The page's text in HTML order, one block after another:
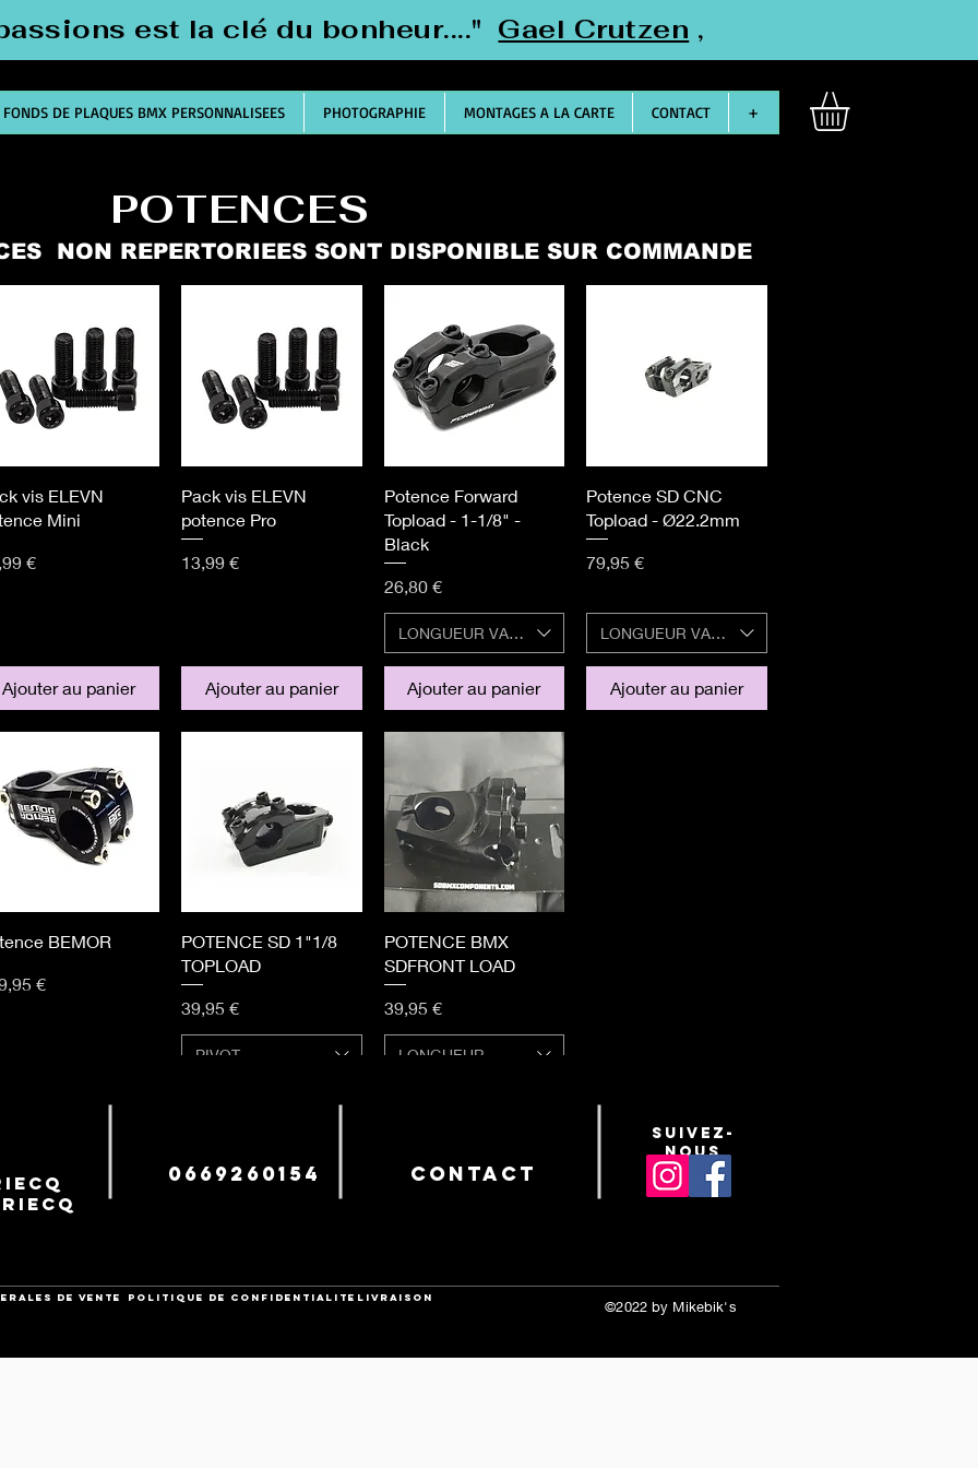
est la clé du bonheur...." Gael Crutzen ,
FONDS DE PLAQUES BMX PERSONNALISEES PHOTOGRAPHIE MONTAGES A LA CARTE CONTACT +
POTENCES
NON REPERTORIEES SONT DISPONIBLE SUR COMMANDE
Aperçu rapide
vis ELEVN
Mini
€
Ajouter au panier
Aperçu rapide
Pack vis ELEVN
potence Pro
Prix
13,99 €
Ajouter au panier
Aperçu rapide
Potence Forward
Topload - 1-1/8" -
Black
Prix
26,80 €
LONGUEUR VALVE
Ajouter au panier
Aperçu rapide
Potence SD CNC
Topload - Ø22.2mm
Prix
79,95 €
LONGUEUR VALVE
Ajouter au panier
Aperçu rapide
BEMOR
€
Aperçu rapide
POTENCE SD 1"1/8
TOPLOAD
Prix
39,95 €
PIVOT
Ajouter au panier
Aperçu rapide
POTENCE BMX
SDFRONT LOAD
Prix
39,95 €
LONGUEUR
Ajouter au panier
contact
suivez-
nous
0669260154
DE VENTE Livraison
POLITIQUE DE CONFIDENTIALITE
©2022 by Mikebik's